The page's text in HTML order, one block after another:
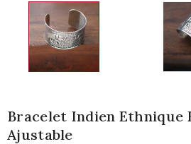
Bracelet Indien Ethnique
Ajustable